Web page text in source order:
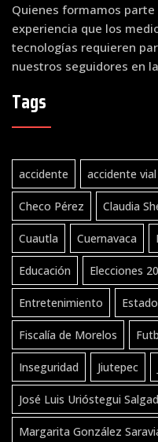
Quienes formamos
experiencia que los
tecnologías requieren
nuestros seguidores en
Tags
accidente accidente vial
Checo Pérez Claudia
Cuautla Cuernavaca
Educación Elecciones
Entretenimiento
Fiscalía de Morelos
Inseguridad Jiutepec
José Luis Urióstegui
Margarita González